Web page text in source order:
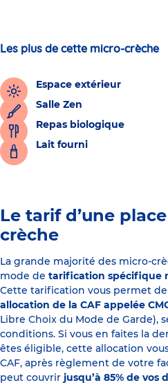
Les plus de cette micro-crèche
Espace extérieur
Salle Zen
Repas biologique
Lait fourni
Le tarif d’une
crèche
La grande majorité des micro-
mode de tarification spécifique
Cette tarification vous permet
allocation de la CAF appelée
Libre Choix du Mode de Garde),
conditions. Si vous en faites la
êtes éligible, cette allocation
CAF, après règlement de votre
peut couvrir jusqu’à 85% de vos